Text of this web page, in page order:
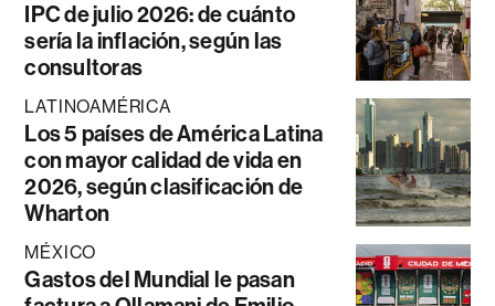
IPC de julio 2026: de cuánto
sería la inflación, según las
consultoras
LATINOAMÉRICA
Los 5 países de América Latina
con mayor calidad de vida en
2026, según clasificación de
Wharton
MÉXICO
Gastos del Mundial le pasan